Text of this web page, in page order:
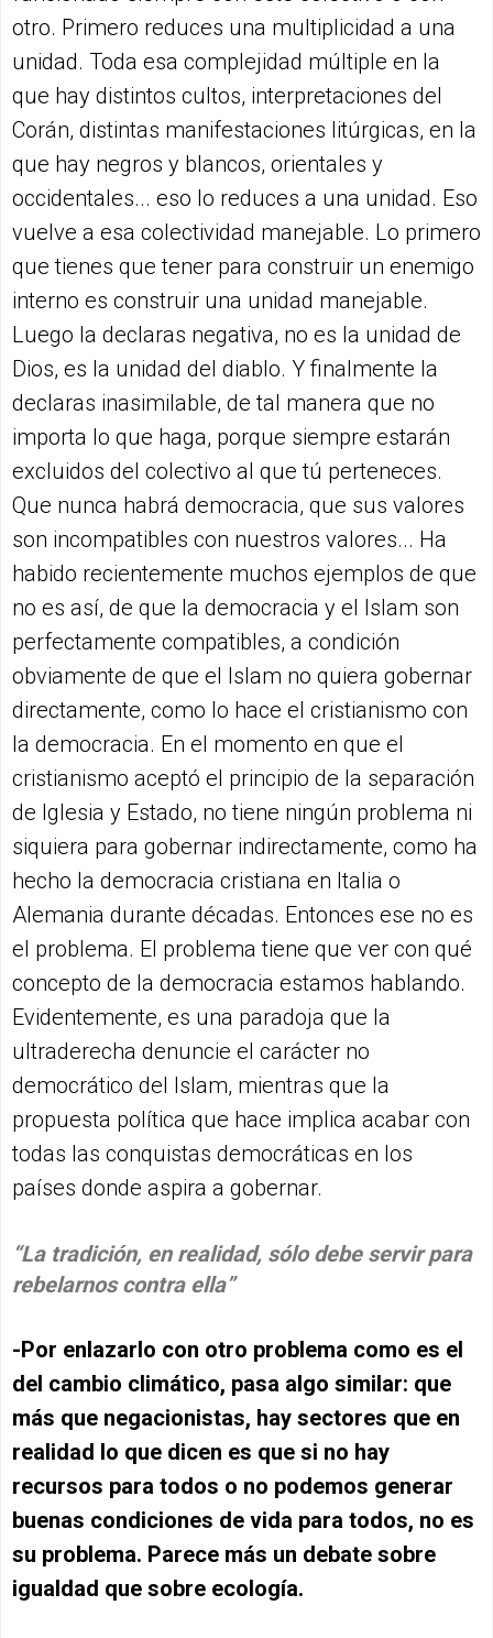
otro. Primero reduces una multiplicidad a una
unidad. Toda esa complejidad múltiple en la
que hay distintos cultos, interpretaciones del
Corán, distintas manifestaciones litúrgicas, en la
que hay negros y blancos, orientales y
occidentales... eso lo reduces a una unidad. Eso
vuelve a esa colectividad manejable. Lo primero
que tienes que tener para construir un enemigo
interno es construir una unidad manejable.
Luego la declaras negativa, no es la unidad de
Dios, es la unidad del diablo. Y finalmente la
declaras inasimilable, de tal manera que no
importa lo que haga, porque siempre estarán
excluidos del colectivo al que tú perteneces.
Que nunca habrá democracia, que sus valores
son incompatibles con nuestros valores... Ha
habido recientemente muchos ejemplos de que
no es así, de que la democracia y el Islam son
perfectamente compatibles, a condición
obviamente de que el Islam no quiera gobernar
directamente, como lo hace el cristianismo con
la democracia. En el momento en que el
cristianismo aceptó el principio de la separación
de Iglesia y Estado, no tiene ningún problema ni
siquiera para gobernar indirectamente, como ha
hecho la democracia cristiana en Italia o
Alemania durante décadas. Entonces ese no es
el problema. El problema tiene que ver con qué
concepto de la democracia estamos hablando.
Evidentemente, es una paradoja que la
ultraderecha denuncie el carácter no
democrático del Islam, mientras que la
propuesta política que hace implica acabar con
todas las conquistas democráticas en los
países donde aspira a gobernar.
“La tradición, en realidad, sólo debe servir para
rebelarnos contra ella”
-Por enlazarlo con otro problema como es el
del cambio climático, pasa algo similar: que
más que negacionistas, hay sectores que en
realidad lo que dicen es que si no hay
recursos para todos o no podemos generar
buenas condiciones de vida para todos, no es
su problema. Parece más un debate sobre
igualdad que sobre ecología.